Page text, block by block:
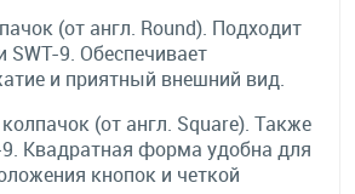
(от англ. Round). Подходит
SWT-9. Обеспечивает
и приятный внешний вид.
(от англ. Square). Также
Квадратная форма удобна для
кнопок и четкой